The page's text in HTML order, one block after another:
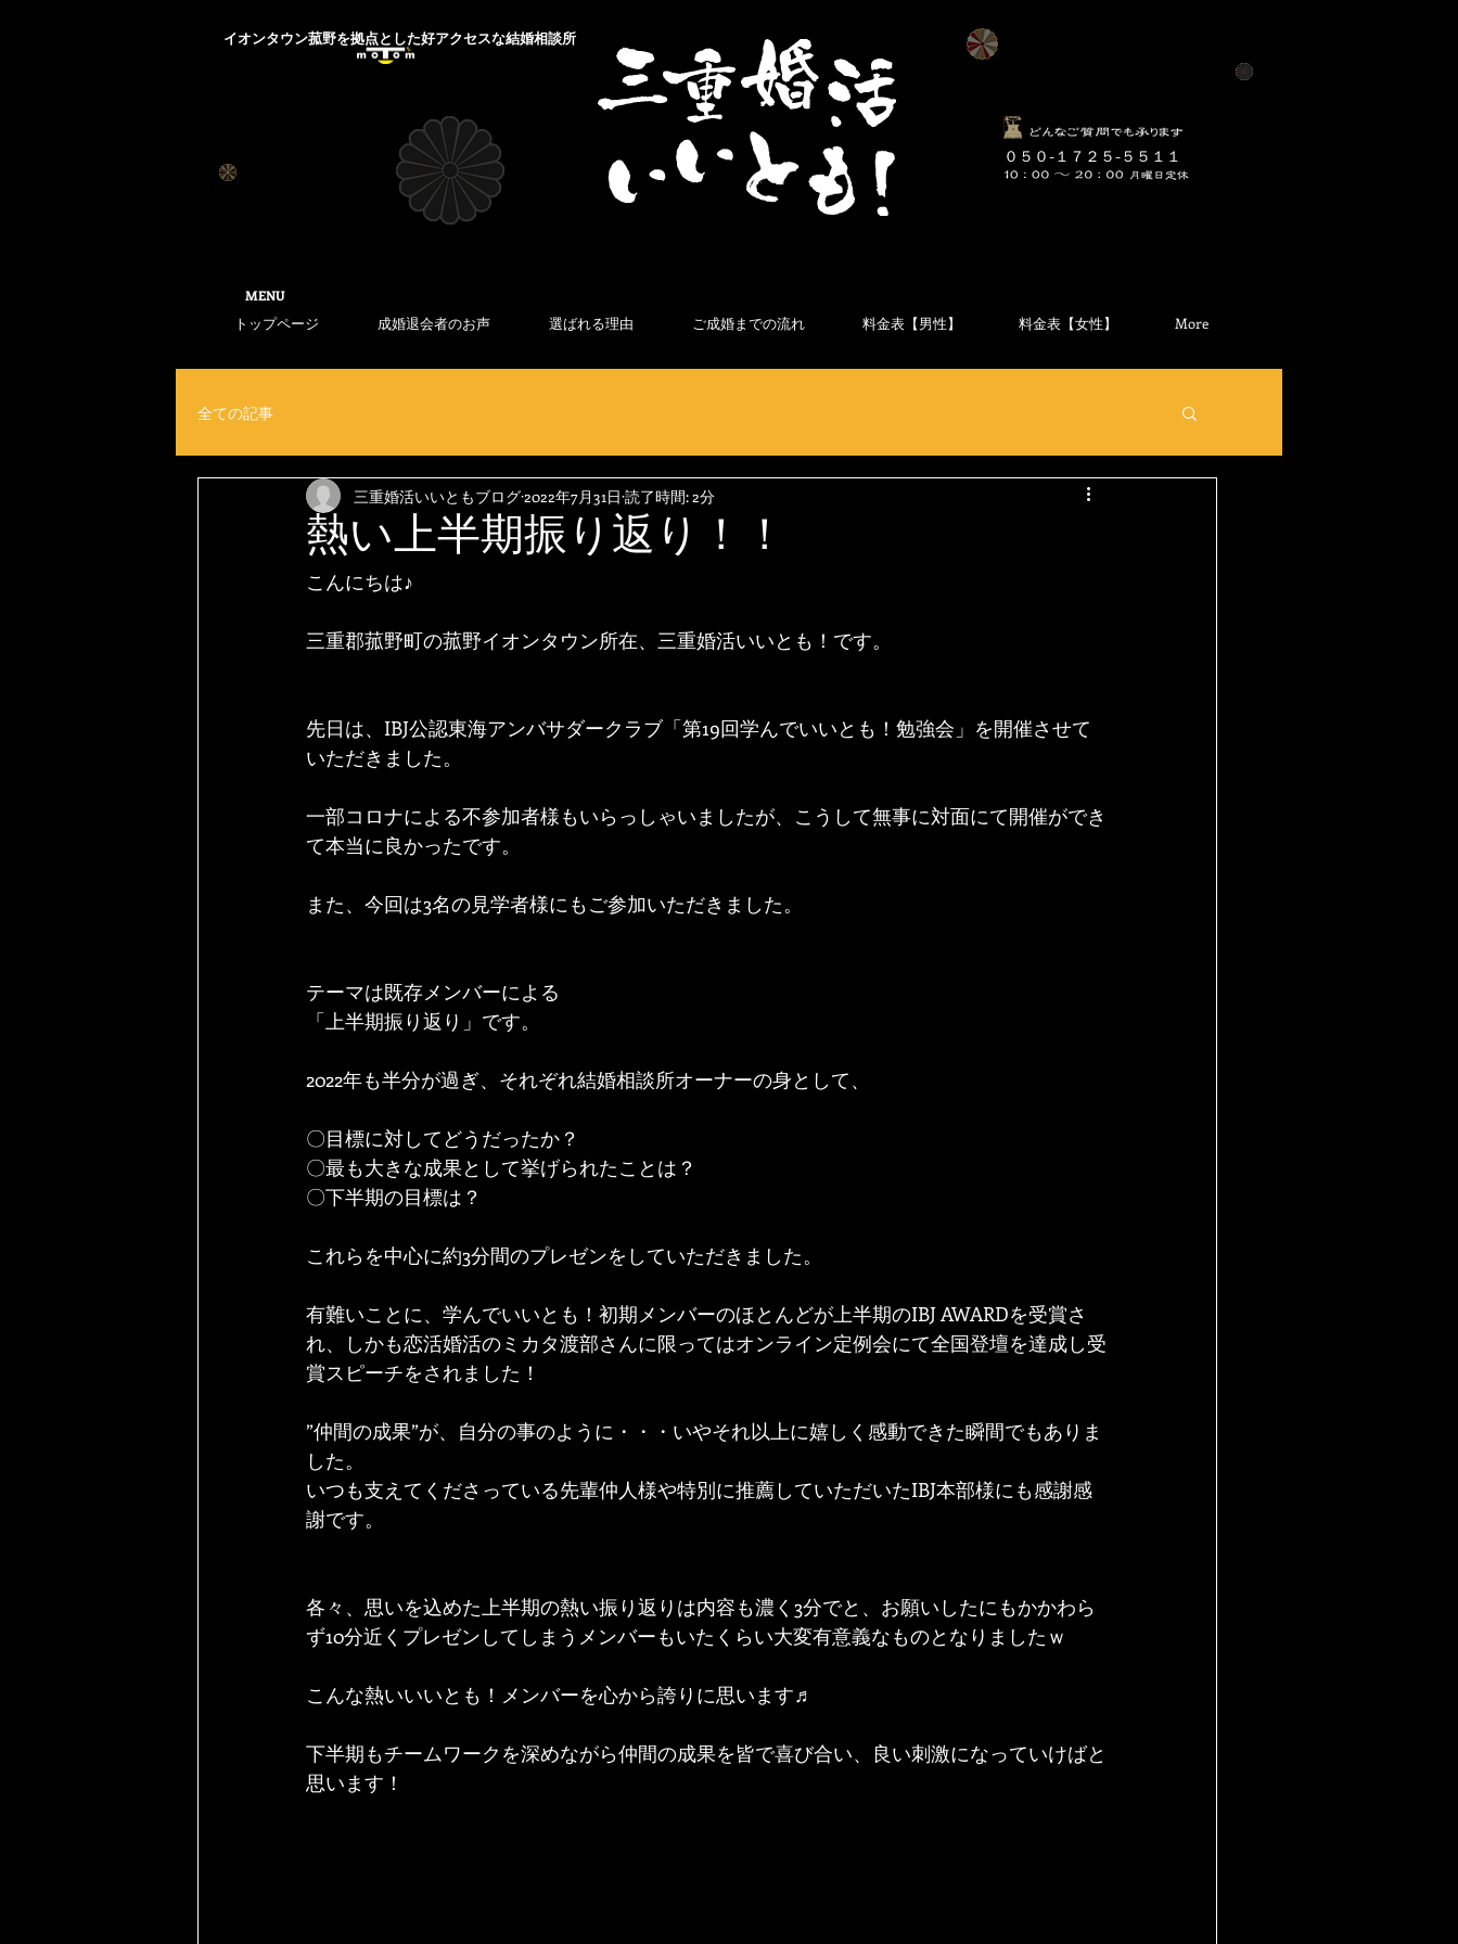
​MENU
​イオンタウン菰野を拠点とした好アクセスな結婚相談所
トップページ 成婚退会者のお声 選ばれる理由 ご成婚までの流れ 料金表【男性】 料金表【女性】 More
​０５０-１７２５-５５１１
全ての記事
熱い上半期振り返り！！
三重婚活いいともブログ2022年7月31日 読了時間: 2分
こんにちは♪
三重郡菰野町の菰野イオンタウン所在、三重婚活いいとも！です。
先日は、IBJ公認東海アンバサダークラブ「第19回学んでいいとも！勉強会」を開催させて
いただきました。
一部コロナによる不参加者様もいらっしゃいましたが、こうして無事に対面にて開催ができ
て本当に良かったです。
また、今回は3名の見学者様にもご参加いただきました。
テーマは既存メンバーによる
「上半期振り返り」です。
2022年も半分が過ぎ、それぞれ結婚相談所オーナーの身として、
〇目標に対してどうだったか？
〇最も大きな成果として挙げられたことは？
〇下半期の目標は？
これらを中心に約3分間のプレゼンをしていただきました。
有難いことに、学んでいいとも！初期メンバーのほとんどが上半期のIBJ AWARDを受賞さ
れ、しかも恋活婚活のミカタ渡部さんに限ってはオンライン定例会にて全国登壇を達成し受
賞スピーチをされました！
”仲間の成果”が、自分の事のように・・・いやそれ以上に嬉しく感動できた瞬間でもありま
した。
いつも支えてくださっている先輩仲人様や特別に推薦していただいたIBJ本部様にも感謝感
謝です。
各々、思いを込めた上半期の熱い振り返りは内容も濃く3分でと、お願いしたにもかかわら
ず10分近くプレゼンしてしまうメンバーもいたくらい大変有意義なものとなりましたｗ
こんな熱いいいとも！メンバーを心から誇りに思います♬
下半期もチームワークを深めながら仲間の成果を皆で喜び合い、良い刺激になっていけばと
思います！